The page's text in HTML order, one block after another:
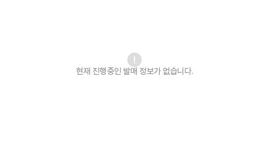
현재 진행중인 발매 정보가 없습니다.